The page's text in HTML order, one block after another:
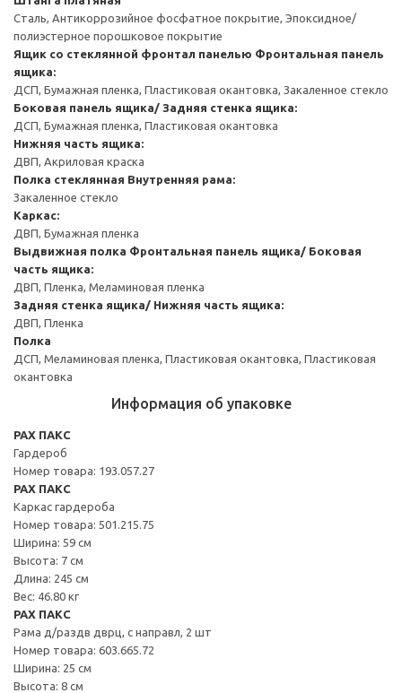
Сталь, Антикоррозийное фосфатное покрытие, Эпоксидное/
полиэстерное порошковое покрытие
Ящик со стеклянной фронтал панелью Фронтальная панель
ящика:
ДСП, Бумажная пленка, Пластиковая окантовка, Закаленное стекло
Боковая панель ящика/ Задняя стенка ящика:
ДСП, Бумажная пленка, Пластиковая окантовка
Нижняя часть ящика:
ДВП, Акриловая краска
Полка стеклянная Внутренняя рама:
Закаленное стекло
Каркас:
ДВП, Бумажная пленка
Выдвижная полка Фронтальная панель ящика/ Боковая
часть ящика:
ДВП, Пленка, Меламиновая пленка
Задняя стенка ящика/ Нижняя часть ящика:
ДВП, Пленка
Полка
ДСП, Меламиновая пленка, Пластиковая окантовка, Пластиковая
окантовка
Информация об упаковке
PAX ПАКС
Гардероб
Номер товара: 193.057.27
PAX ПАКС
Каркас гардероба
Номер товара: 501.215.75
Ширина: 59 см
Высота: 7 см
Длина: 245 см
Вес: 46.80 кг
PAX ПАКС
Рама д/раздв дврц, с направл, 2 шт
Номер товара: 603.665.72
Ширина: 25 см
Высота: 8 см